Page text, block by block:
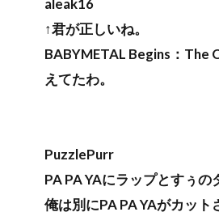
aleak16
↑君が正しいね。
BABYMETAL Begins：The
えてたわ。
PuzzlePurr
PA PA YAにラップとすぅの
俺は別にPA PA YAがカット